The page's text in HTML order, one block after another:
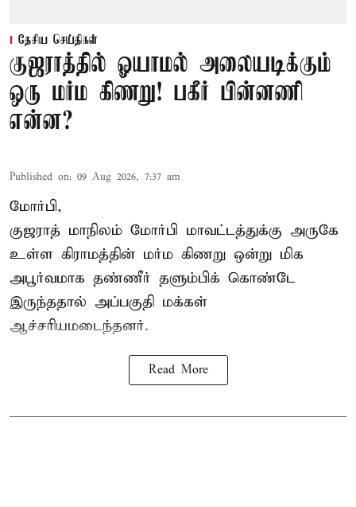
தேசிய செய்திகள்
குஜராத்தில் ஓயாமல் அலையடிக்கும்
ஒரு மர்ம கிணறு! பகீர் பின்னணி
என்ன?
Published on: 09 Aug 2026, 7:37 am
மோர்பி,
குஜராத் மாநிலம் மோர்பி மாவட்டத்துக்கு அருகே
உள்ள கிராமத்தின் மர்ம கிணறு ஒன்று மிக
அபூர்வமாக தண்ணீர் தளும்பிக் கொண்டே
இருந்ததால் அப்பகுதி மக்கள்
ஆச்சரியமடைந்தனர்.
Read More